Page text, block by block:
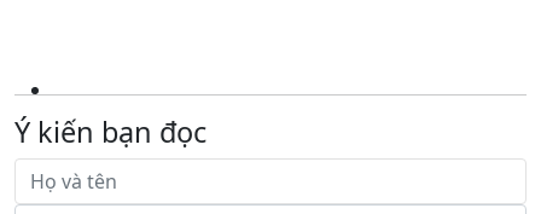
Ý kiến bạn đọc